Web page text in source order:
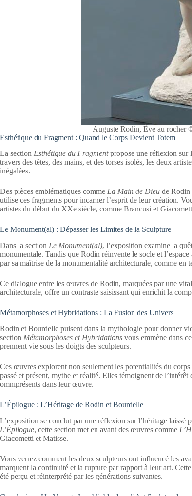
Auguste Rodin, Ève au rocher
Esthétique du Fragment : Quand le Corps Devient Totem
La section Esthétique du Fragmentpropose une réflexion sur
travers des têtes, des mains, et des torses isolés, les deux
inégalées.
Des pièces emblématiques comme La Main de Dieu de Rodin
utilise ces fragments pour incarner l’esprit de leur création.
artistes du début du XXe siècle, comme Brancusi et
Le Monument(al) : Dépasser les Limites de la Sculpture
Dans la section Le Monument(al), l’exposition examine la
monumentale. Tandis que Rodin réinvente le socle et
par sa maîtrise de la monumentalité architecturale, comme en
Ce dialogue entre les œuvres de Rodin, marquées par une
architecturale, offre un contraste saisissant qui enrichit la
Métamorphoses et Hybridations : La Fusion des Univers
Rodin et Bourdelle puisent dans la mythologie pour donner
section Métamorphoses et Hybridations vous emmène dans
prennent vie sous les doigts des sculpteurs.
Ces œuvres explorent non seulement les potentialités du
passé et présent, mythe et réalité. Elles témoignent de
omniprésents dans leur œuvre.
L’Épilogue : L’Héritage de Rodin et Bourdelle
L’exposition se conclut par une réflexion sur l’héritage
L’Épilogue, cette section met en avant des œuvres comme
Giacometti et Matisse.
Vous verrez comment les deux sculpteurs ont influencé les
marquent la continuité et la rupture par rapport à leur art.
été perçu et réinterprété par les générations suivantes.